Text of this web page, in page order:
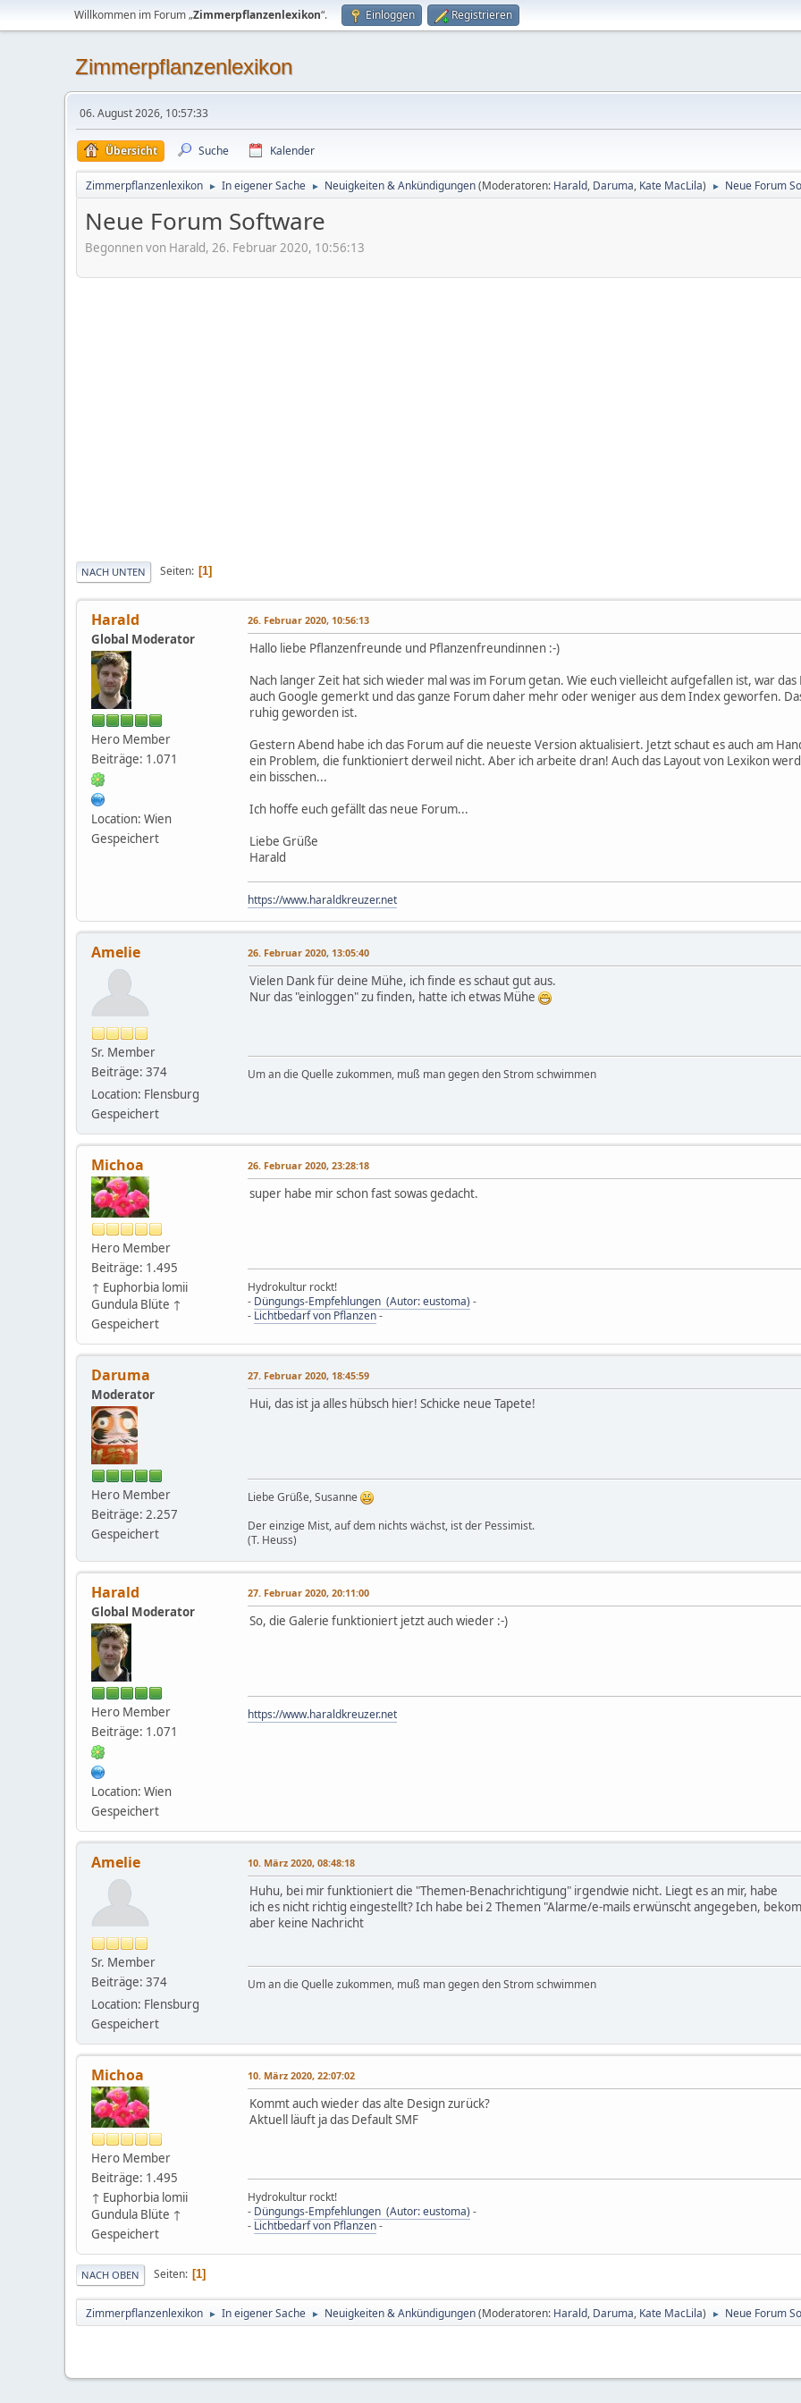
Willkommen im Forum „Zimmerpflanzenlexikon“. Einloggen Registrieren
Zimmerpflanzenlexikon
06. August 2026, 10:57:33
Übersicht Suche Kalender
Zimmerpflanzenlexikon ► In eigener Sache ► Neuigkeiten & Ankündigungen(Moderatoren: Harald, Daruma, Kate MacLila) ► Neue Forum
Neue Forum Software
Begonnen von Harald, 26. Februar 2020, 10:56:13
NACH UNTEN Seiten 1
Harald
Global Moderator
Hero Member
Beiträge: 1.071
Location: Wien
Gespeichert
26. Februar 2020, 10:56:13
Hallo liebe Pflanzenfreunde und Pflanzenfreundinnen :-)
Nach langer Zeit hat sich wieder mal was im Forum getan. Wie euch vielleicht aufgefallen ist, war
auch Google gemerkt und das ganze Forum daher mehr oder weniger aus dem Index geworfen.
ruhig geworden ist.
Gestern Abend habe ich das Forum auf die neueste Version aktualisiert. Jetzt schaut es auch am
ein Problem, die funktioniert derweil nicht. Aber ich arbeite dran! Auch das Layout von Lexikon
ein bisschen...
Ich hoffe euch gefällt das neue Forum...
Liebe Grüße
Harald
https://www.haraldkreuzer.net
Amelie
Sr. Member
Beiträge: 374
Location: Flensburg
Gespeichert
26. Februar 2020, 13:05:40
Vielen Dank für deine Mühe, ich finde es schaut gut aus.
Nur das "einloggen" zu finden, hatte ich etwas Mühe
Um an die Quelle zukommen, muß man gegen den Strom schwimmen
Michoa
Hero Member
Beiträge: 1.495
↑ Euphorbia lomii
Gundula Blüte ↑
Gespeichert
26. Februar 2020, 23:28:18
super habe mir schon fast sowas gedacht.
Hydrokultur rockt!
- Düngungs-Empfehlungen (Autor: eustoma) -
- Lichtbedarf von Pflanzen-
Daruma
Moderator
Hero Member
Beiträge: 2.257
Gespeichert
27. Februar 2020, 18:45:59
Hui, das ist ja alles hübsch hier! Schicke neue Tapete!
Liebe Grüße, Susanne
Der einzige Mist, auf dem nichts wächst, ist der Pessimist.
(T. Heuss)
Harald
Global Moderator
Hero Member
Beiträge: 1.071
Location: Wien
Gespeichert
27. Februar 2020, 20:11:00
So, die Galerie funktioniert jetzt auch wieder :-)
https://www.haraldkreuzer.net
Amelie
Sr. Member
Beiträge: 374
Location: Flensburg
Gespeichert
10. März 2020, 08:48:18
Huhu, bei mir funktioniert die "Themen-Benachrichtigung" irgendwie nicht. Liegt es an mir, habe
ich es nicht richtig eingestellt? Ich habe bei 2 Themen "Alarme/e-mails erwünscht angegeben,
aber keine Nachricht
Um an die Quelle zukommen, muß man gegen den Strom schwimmen
Michoa
Hero Member
Beiträge: 1.495
↑ Euphorbia lomii
Gundula Blüte ↑
Gespeichert
10. März 2020, 22:07:02
Kommt auch wieder das alte Design zurück?
Aktuell läuft ja das Default SMF
Hydrokultur rockt!
- Düngungs-Empfehlungen (Autor: eustoma) -
- Lichtbedarf von Pflanzen-
NACH OBEN Seiten 1
Zimmerpflanzenlexikon ► In eigener Sache ► Neuigkeiten & Ankündigungen(Moderatoren: Harald, Daruma, Kate MacLila) ► Neue Forum